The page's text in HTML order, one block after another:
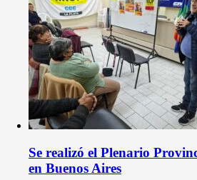
Se realizó el Plenario
en Buenos Aires